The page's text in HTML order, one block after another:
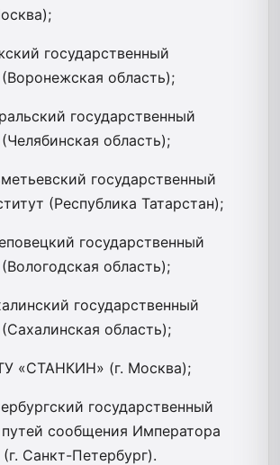
государственный
область);
государственный
область);
государственный
(Республика Татарстан);
государственный
область);
государственный
область);
(г. Москва);
государственный
сообщения Императора
Санкт-Петербург).